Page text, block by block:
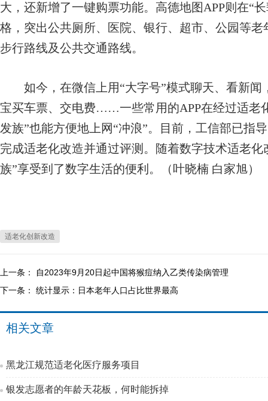
大，还新增了一键购票功能。高德地图APP则在“
格，突出公共厕所、医院、银行、超市、公园等
步行路线及公共交通路线。
如今，在微信上用“大字号”模式聊天、看新闻
宝买车票、交电费……一些常用的APP在经过适老
发族”也能方便地上网“冲浪”。目前，工信部已指
完成适老化改造并通过评测。随着数字技术适老
族”享受到了数字生活的便利。（叶晓楠 白家旭）
适老化创新改造
上一条：
自2023年9月20日起中国将猴痘纳入乙类传染病管理
下一条： 统计显示：日本老年人口占比世界最高
相关文章
黑龙江规范适老化医疗服务项目
银发志愿者的年龄天花板，何时能拆掉